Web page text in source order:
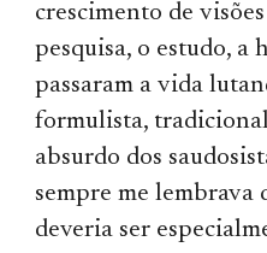
crescimento de
pesquisa, o estudo, a
passaram a vida
formulista,
absurdo dos
sempre me lembrava
deveria ser